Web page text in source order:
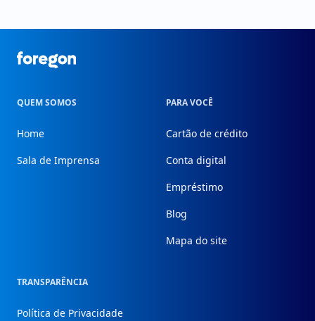
Foregon.com
QUEM SOMOS
Home
Sala de Imprensa
PARA VOCÊ
Cartão de crédito
Conta digital
Empréstimo
Blog
Mapa do site
TRANSPARÊNCIA
Política de Privacidade